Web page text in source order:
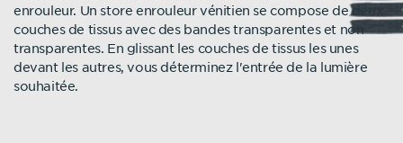
enrouleur. Un store enrouleur vénitien se compose de deux
couches de tissus avec des bandes transparentes et non
transparentes. En glissant les couches de tissus les unes
devant les autres, vous déterminez l'entrée de la lumière
souhaitée.